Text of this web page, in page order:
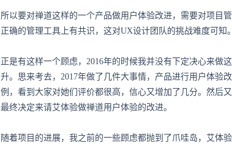
所以要对禅道这样的一个产品做用户体验改进，需要对项目
正确的管理工具上有共识，这对UX设计团队的挑战难度可知。
正是有这样一个顾虑，2016年的时候我并没有下定决心来做
升。思来考去，2017年做了几件大事情，产品进行用户体验
例，看到大家对她们评价都很高，信心又增加了几分。然后
最终决定来请艾体验做禅道用户体验的改进。
随着项目的进展，我之前的一些顾虑都抛到了爪哇岛，艾体